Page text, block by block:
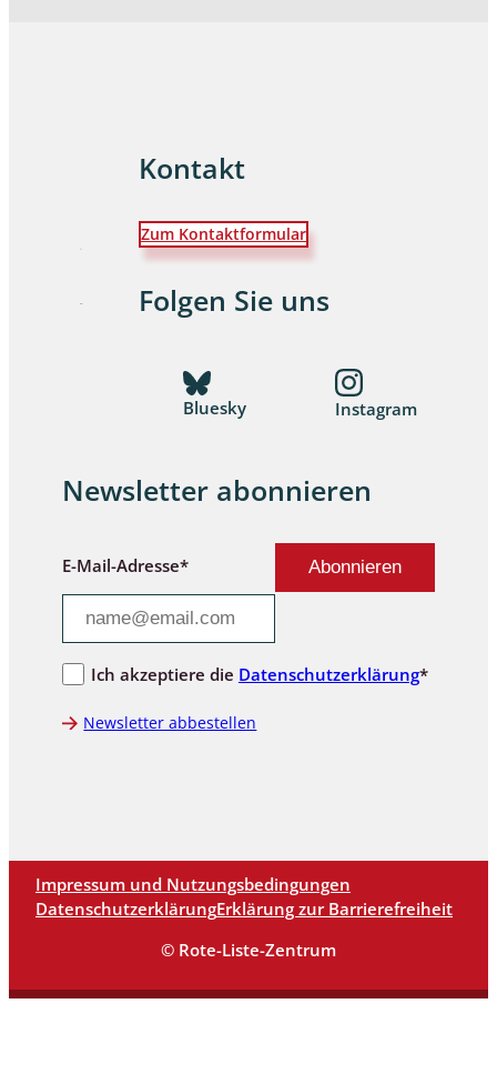
Kontakt
Zum Kontaktformular
Folgen Sie uns
Bluesky Instagram
Newsletter abonnieren
E-Mail-Adresse*
Ich akzeptiere die Datenschutzerklärung*
Newsletter abbestellen
Impressum und Nutzungsbedingungen
DatenschutzerklärungErklärung zur Barrierefreiheit
© Rote-Liste-Zentrum